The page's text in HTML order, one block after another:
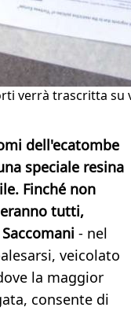
verrà trascritta su
dell'ecatombe
speciale resina
Finché non
tutti,
- nel
veicolato
la maggior
consente di